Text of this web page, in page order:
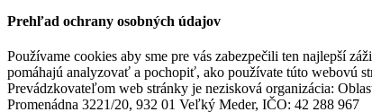
Prehľad ochrany osobných údajov
Používame cookies aby sme pre vás zabezpečili ten najlepší
pomáhajú analyzovať a pochopiť, ako používate túto webovú
Prevádzkovateľom web stránky je nezisková organizácia:
Promenádna 3221/20, 932 01 Veľký Meder, IČO: 42 288 967